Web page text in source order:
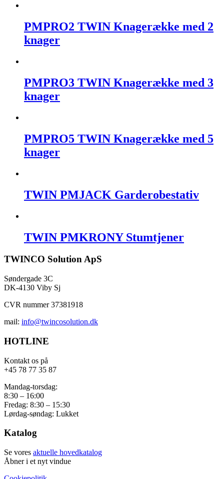
PMPRO2 TWIN Knagerække med 2
knager
PMPRO3 TWIN Knagerække med 3
knager
PMPRO5 TWIN Knagerække med 5
knager
TWIN PMJACK Garderobestativ
TWIN PMKRONY Stumtjener
TWINCO Solution ApS
Søndergade 3C
DK-4130 Viby Sj
CVR nummer 37381918
mail: info@twincosolution.dk
HOTLINE
Kontakt os på
+45 78 77 35 87
Mandag-torsdag:
8:30 – 16:00
Fredag: 8:30 – 15:30
Lørdag-søndag: Lukket
Katalog
Se vores aktuelle hovedkatalog
Åbner i et nyt vindue